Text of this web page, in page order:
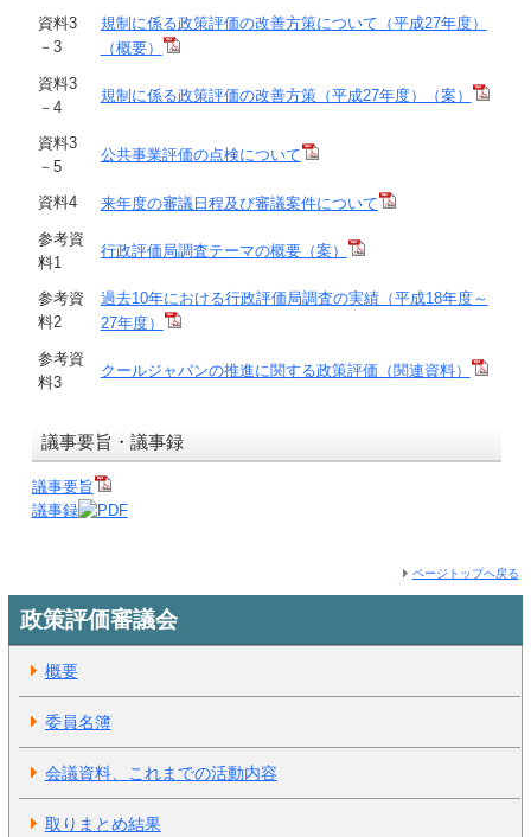
資料3
－3
規制に係る政策評価の改善方策について（平成27年度）
（概要）
資料3
－4
規制に係る政策評価の改善方策（平成27年度）（案）
資料3
－5
公共事業評価の点検について
資料4
来年度の審議日程及び審議案件について
参考資
料1
行政評価局調査テーマの概要（案）
参考資
料2
過去10年における行政評価局調査の実績（平成18年度～
27年度）
参考資
料3
クールジャパンの推進に関する政策評価（関連資料）
議事要旨・議事録
議事要旨
議事録
ページトップへ戻る
政策評価審議会
概要
委員名簿
会議資料、これまでの活動内容
取りまとめ結果